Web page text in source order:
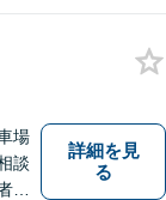
場
談
の
詳細を見
る